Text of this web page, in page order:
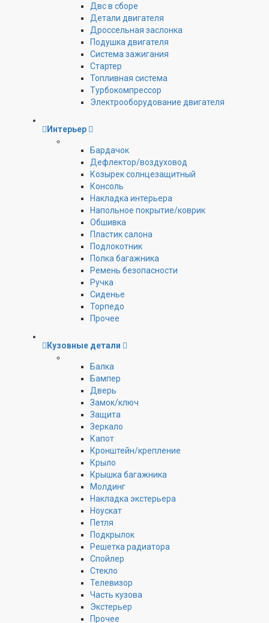
Двс в сборе
Детали двигателя
Дроссельная заслонка
Подушка двигателя
Система зажигания
Стартер
Топливная система
Турбокомпрессор
Электрооборудование двигателя
Интерьер
Бардачок
Дефлектор/воздуховод
Козырек солнцезащитный
Консоль
Накладка интерьера
Напольное покрытие/коврик
Обшивка
Пластик салона
Подлокотник
Полка багажника
Ремень безопасности
Ручка
Сиденье
Торпедо
Прочее
Кузовные детали
Балка
Бампер
Дверь
Замок/ключ
Защита
Зеркало
Капот
Кронштейн/крепление
Крыло
Крышка багажника
Молдинг
Накладка экстерьера
Ноускат
Петля
Подкрылок
Решетка радиатора
Спойлер
Стекло
Телевизор
Часть кузова
Экстерьер
Прочее